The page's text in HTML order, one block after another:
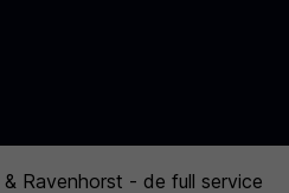
Ravenhorst - de full service